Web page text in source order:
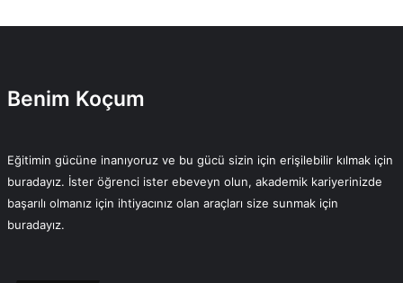
Benim Koçum
Eğitimin gücüne inanıyoruz ve bu gücü sizin için erişilebilir kılmak için
buradayız. İster öğrenci ister ebeveyn olun, akademik kariyerinizde
başarılı olmanız için ihtiyacınız olan araçları size sunmak için
buradayız.